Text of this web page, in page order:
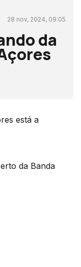
28 nov, 2024, 09:05
da
está a
da Banda